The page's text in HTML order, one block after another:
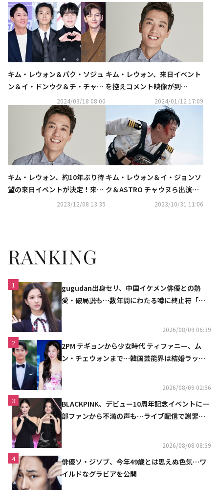
キム・レウォン＆パク・ソジュ
ン＆イ・ドンウク＆チ・チャン
ウク、恋愛演技の達人たちに注
2024/03/18 08:00
キム・レウォン、来日イベント
を控えコメント映像が到
着！“一緒に幸せな時間を過ご
2024/01/12 17:09
キム・レウォン、約10年ぶり待
望の来日イベントが決定！来年
3月2日に東京で開催…ハイタッ
2023/12/08 13:35
キム・レウォン＆イ・ジョンソ
ク＆ASTRO チャウヌら出演の
映画「デシベル」衣装展の開催
2023/10/31 11:06
RANKING
1
gugudan出身セリ、中国イケメン俳優との熱
愛・破局説も…数年間にわたる噂に終止符「邪
2026/08/09 06:39
2
2PM テギョンから少女時代 ティファニー、ム
ン・チェウォンまで…韓国芸能界は結婚ラッシ
2026/08/09 02:56
3
BLACKPINK、デビュー10周年記念イベントに一
部ファンから不満の声も…ライブ配信で謝罪
2026/08/08 08:39
4
俳優ソ・ジソブ、今年49歳とは思えぬ色気…ワ
イルドなグラビアを公開